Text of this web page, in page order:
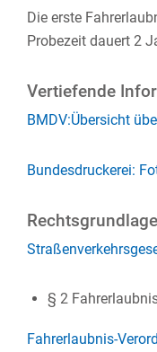
Die erste
Probezeit dauert 2
Vertiefende
BMDV:Übersicht
Bundesdruckerei:
Rechtsgrundlage
§ 2
Fahrerlaubnis-